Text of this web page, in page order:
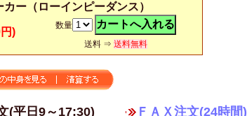
ー（ローインピーダンス）
)
数量
送料 ⇒ 送料無料
ＦＡＸ注文(24時間)
(平日9～17:30)